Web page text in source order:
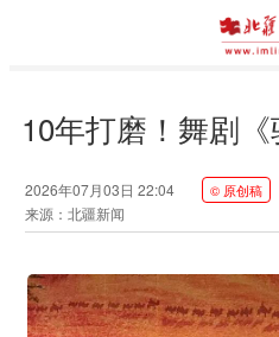
10年打磨！舞剧
2026年07月03日 22:04
来源：北疆新闻
© 原创稿